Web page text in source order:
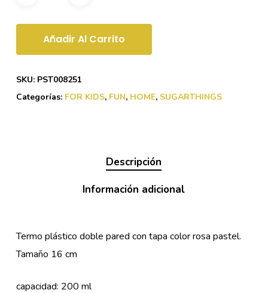
Añadir Al Carrito
SKU: PST008251
Categorías: FOR KIDS, FUN, HOME, SUGARTHINGS
Descripción
Información adicional
Termo plástico doble pared con tapa color rosa pastel.
Tamaño 16 cm
capacidad: 200 ml